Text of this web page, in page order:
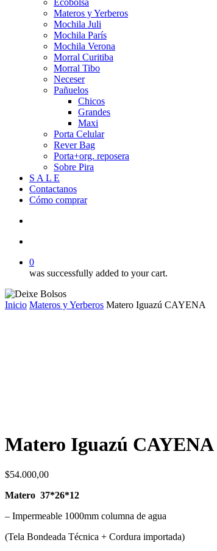
Ecobolsa
Materos y Yerberos
Mochila Juli
Mochila París
Mochila Verona
Morral Curitiba
Morral Tibo
Neceser
Pañuelos
Chicos
Grandes
Maxi
Porta Celular
Rever Bag
Porta+org. reposera
Sobre Pira
S A L E
Contactanos
Cómo comprar
0
was successfully added to your cart.
Inicio Materos y Yerberos Matero Iguazú CAYENA
Matero Iguazú CAYENA
$54.000,00
Matero 37*26*12
– Impermeable 1000mm columna de agua
(Tela Bondeada Técnica + Cordura importada)